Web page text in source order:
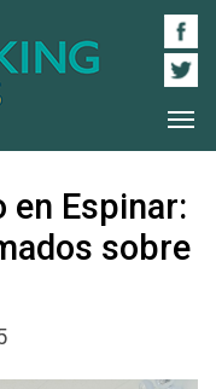
en Espinar:
sobre